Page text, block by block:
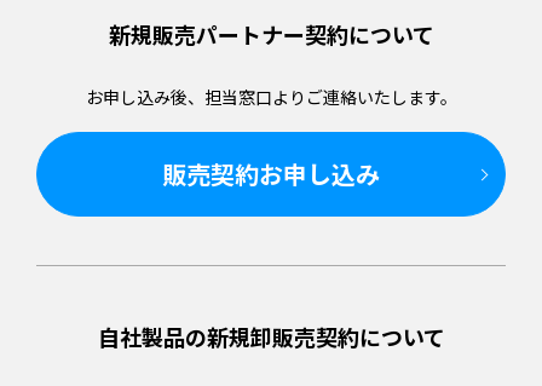
新規販売パートナー契約について
お申し込み後、担当窓口より ご連絡いたします。
販売契約お申し込み
自社製品の新規卸販売契約について